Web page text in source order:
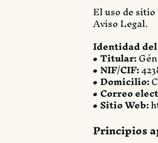
El uso de
Aviso Legal.
Identidad
• Titular:
• NIF/CIF:
• Domicilio:
• Correo
• Sitio Web:
Principios